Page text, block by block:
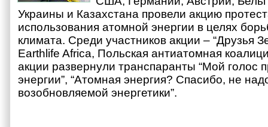
Украины и Казахстана провели акцию
использования атомной энергии в целях
климата. Среди участников акции – “Друзья
Earthlife Africa, Польская антиатомная
акции развернули транспаранты “Мой голос
энергии”, “Атомная энергия? Спасибо, не
возобновляемой энергетики”.